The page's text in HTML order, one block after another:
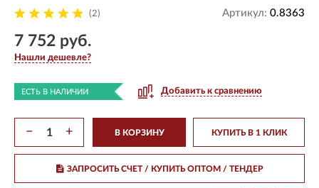
(2) Артикул: 0.8363
7 752 руб.
Нашли дешевле?
ЕСТЬ В НАЛИЧИИ Добавить к сравнению
− + В КОРЗИНУ КУПИТЬ В 1 КЛИК
ЗАПРОСИТЬ СЧЕТ / КУПИТЬ ОПТОМ/ ТЕНДЕР